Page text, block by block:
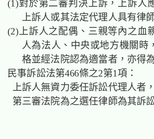
(1)對於第二審判決上訴，上訴人
上訴人或其法定代理人具有律
(2)上訴人之配偶、三親等內之血
人為法人、中央或地方機關時
格並經法院認為適當者，亦得
民事訴訟法第466條之2第1項：
上訴人無資力委任訴訟代理人者
第三審法院為之選任律師為其訴